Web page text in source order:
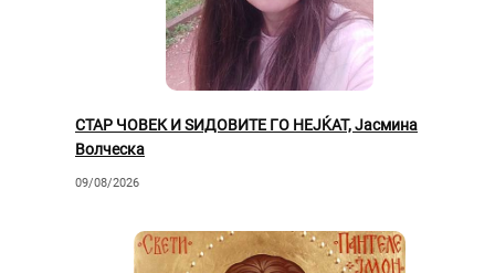
СТАР ЧОВЕК И ЅИДОВИТЕ ГО НЕЈЌАТ, Јасмина
Волческа
09/08/2026